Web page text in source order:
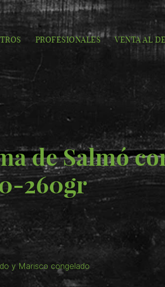
PROFESIONALES VENTA AL
de Salmó
260gr
y Marisco congelado